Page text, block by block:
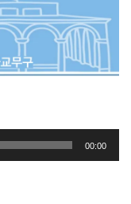
00:00